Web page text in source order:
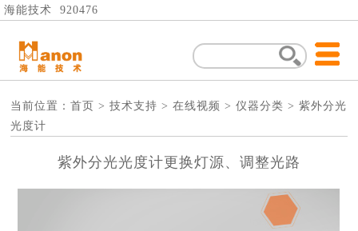
海能技术 920476
当前位置：首页 >技术支持 >在线视频 >仪器分类 >紫外分光
光度计
紫外分光光度计更换灯源、调整光路